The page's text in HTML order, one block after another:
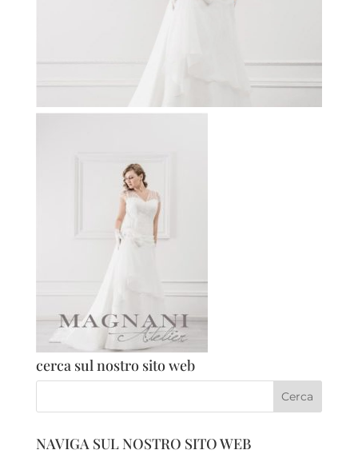
cerca sul nostro sito web
NAVIGA SUL NOSTRO SITO WEB